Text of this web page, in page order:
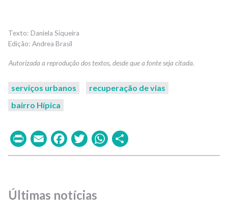
Daniela Siqueira
Andrea Brasil
serviços urbanos
recuperação de vias
bairro Hípica
PrintEmailFacebook
TwitterWhatsApp
Últimas notícias